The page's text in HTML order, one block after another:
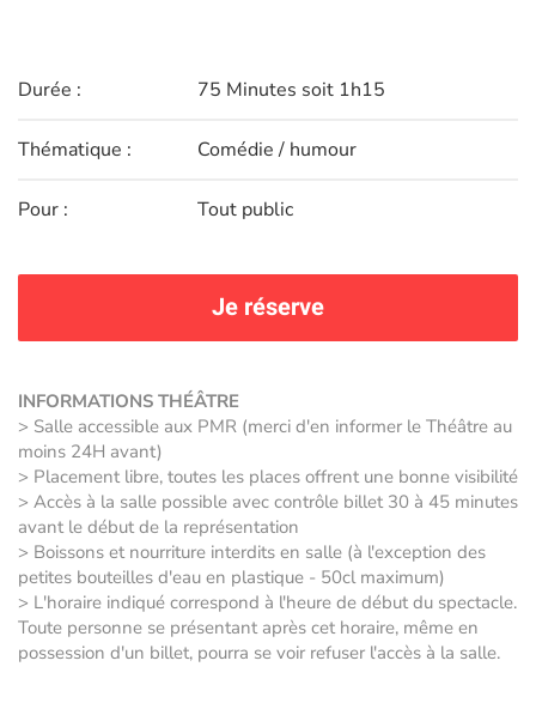
Durée : 75 Minutes soit 1h15
Thématique : Comédie / humour
Pour : Tout public
Je réserve
INFORMATIONS THÉÂTRE
> Salle accessible aux PMR (merci d'en informer le Théâtre au
moins 24H avant)
> Placement libre, toutes les places offrent une bonne visibilité
> Accès à la salle possible avec contrôle billet 30 à 45 minutes
avant le début de la représentation
> Boissons et nourriture interdits en salle (à l'exception des
petites bouteilles d'eau en plastique - 50cl maximum)
> L'horaire indiqué correspond à l'heure de début du spectacle.
Toute personne se présentant après cet horaire, même en
possession d'un billet, pourra se voir refuser l'accès à la salle.